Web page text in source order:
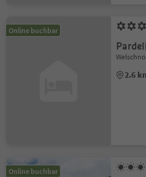
Online buchbar
2.6
Online buchbar